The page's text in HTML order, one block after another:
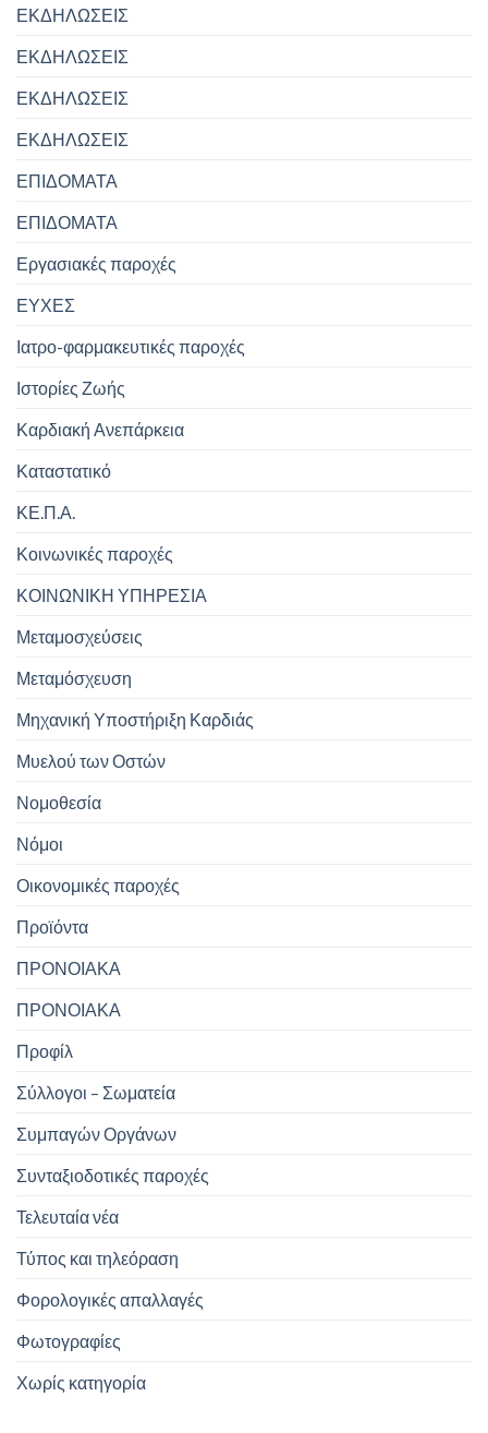
ΕΚΔΗΛΩΣΕΙΣ
ΕΚΔΗΛΩΣΕΙΣ
ΕΚΔΗΛΩΣΕΙΣ
ΕΚΔΗΛΩΣΕΙΣ
ΕΠΙΔΟΜΑΤΑ
ΕΠΙΔΟΜΑΤΑ
Εργασιακές παροχές
ΕΥΧΕΣ
Ιατρο-φαρμακευτικές παροχές
Ιστορίες Ζωής
Καρδιακή Ανεπάρκεια
Καταστατικό
ΚΕ.Π.Α.
Κοινωνικές παροχές
ΚΟΙΝΩΝΙΚΗ ΥΠΗΡΕΣΙΑ
Μεταμοσχεύσεις
Μεταμόσχευση
Μηχανική Υποστήριξη Καρδιάς
Μυελού των Οστών
Νομοθεσία
Νόμοι
Οικονομικές παροχές
Προϊόντα
ΠΡΟΝΟΙΑΚΑ
ΠΡΟΝΟΙΑΚΑ
Προφίλ
Σύλλογοι – Σωματεία
Συμπαγών Οργάνων
Συνταξιοδοτικές παροχές
Τελευταία νέα
Τύπος και τηλεόραση
Φορολογικές απαλλαγές
Φωτογραφίες
Χωρίς κατηγορία